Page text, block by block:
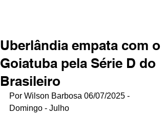
Uberlândia empata com o
Goiatuba pela Série D do
Brasileiro
Por Wilson Barbosa 06/07/2025 -
Domingo - Julho